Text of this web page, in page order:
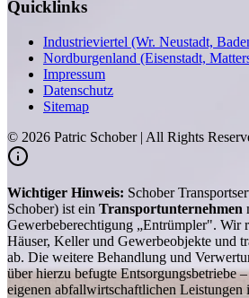
Quicklinks
Industrieviertel (Wr. Neustadt,
Nordburgenland (Eisenstadt,
Impressum
Datenschutz
Sitemap
© 2026 Patric Schober | All Rights
Wichtiger Hinweis: Schober
Schober) ist ein Transportunternehmen
Gewerbeberechtigung „Entrümpler". Wir
Häuser, Keller und Gewerbeobjekte und
ab. Die weitere Behandlung und
über hierzu befugte Entsorgungsbetriebe
eigenen abfallwirtschaftlichen Leistungen